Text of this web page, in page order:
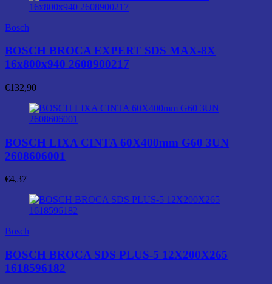
Bosch
BOSCH BROCA EXPERT SDS MAX-8X
16x800x940 2608900217
€132,90
BOSCH LIXA CINTA 60X400mm G60 3UN
2608606001
€4,37
Bosch
BOSCH BROCA SDS PLUS-5 12X200X265
1618596182